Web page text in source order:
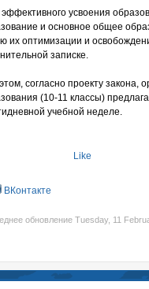
усвоения
и основное общее
их оптимизации и
записке.
согласно проекту закона,
(10-11 классы)
учебной неделе.
Like
ВКонтакте
обновление Tuesday, 11